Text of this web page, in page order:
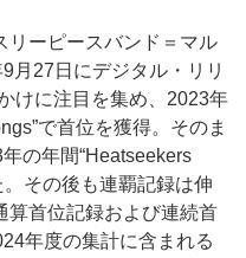
ーピースバンド＝マル
月27日にデジタル・リリ
けに注目を集め、2023年
で首位を獲得。そのま
の年間“Heatseekers
その後も連覇記録は伸
算首位記録および連続首
年度の集計に含まれる